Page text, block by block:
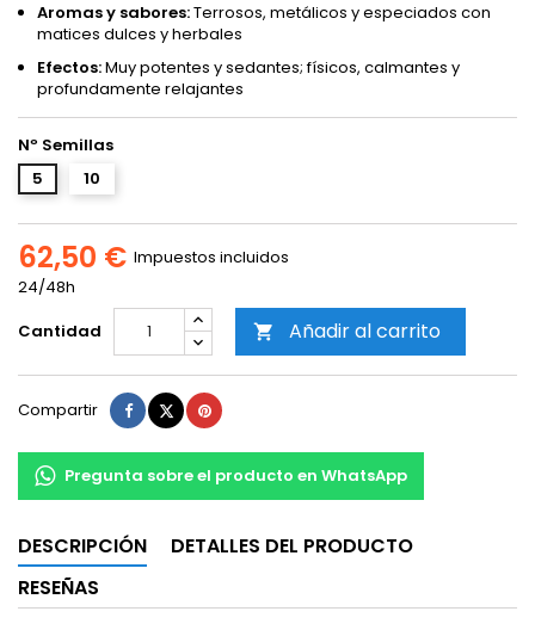
Aromas y sabores:Terrosos, metálicos y especiados con
matices dulces y herbales
Efectos:Muy potentes y sedantes; físicos, calmantes y
profundamente relajantes
Nº Semillas
5
10
62,50 € Impuestos incluidos
24/48h
Cantidad
 Añadir al carrito
Compartir Compartir
TuitearPinterest
Pregunta sobre el producto en WhatsApp
DESCRIPCIÓN
DETALLES DEL PRODUCTO
RESEÑAS